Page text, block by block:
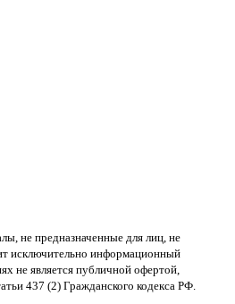
не предназначенные для лиц, не
исключительно информационный
не является публичной офертой,
437 (2) Гражданского кодекса РФ.